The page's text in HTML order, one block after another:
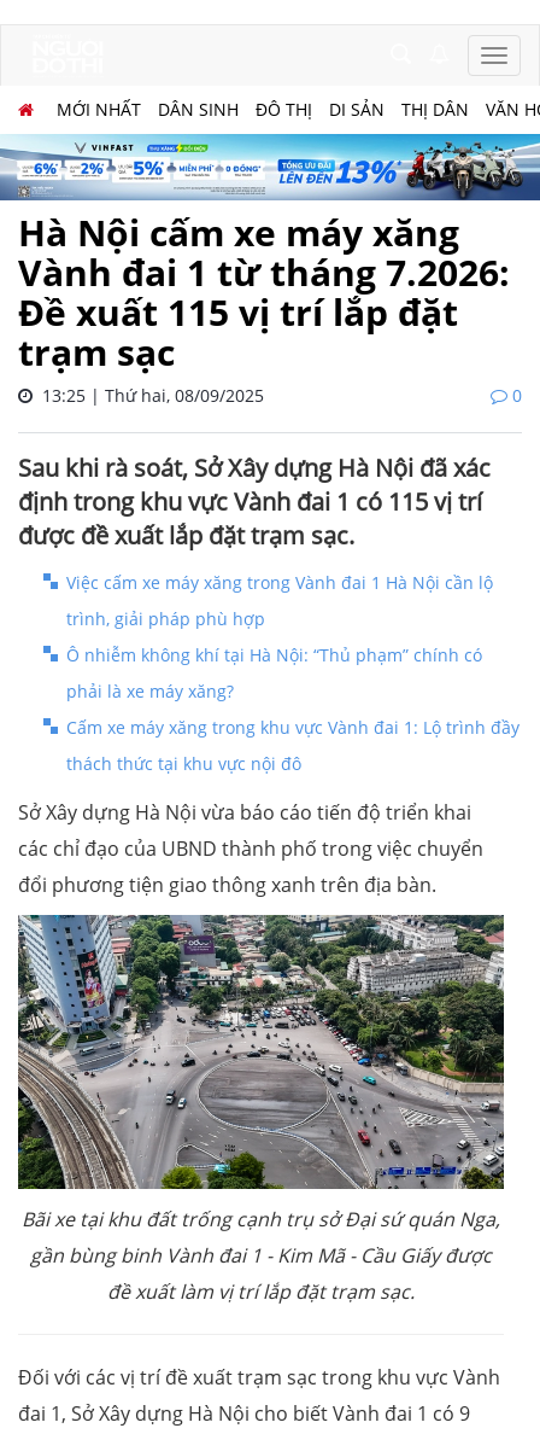
MỚI NHẤT DÂN SINH ĐÔ THỊ DI SẢN THỊ DÂN VĂN
Hà Nội cấm xe máy xăng
Vành đai 1 từ tháng 7.2026:
Đề xuất 115 vị trí lắp đặt
trạm sạc
13:25 | Thứ hai, 08/09/2025 0
Sau khi rà soát, Sở Xây dựng Hà Nội đã xác
định trong khu vực Vành đai 1 có 115 vị trí
được đề xuất lắp đặt trạm sạc.
Việc cấm xe máy xăng trong Vành đai 1 Hà Nội cần lộ
trình, giải pháp phù hợp
Ô nhiễm không khí tại Hà Nội: “Thủ phạm” chính có
phải là xe máy xăng?
Cấm xe máy xăng trong khu vực Vành đai 1: Lộ trình đầy
thách thức tại khu vực nội đô
Sở Xây dựng Hà Nội vừa báo cáo tiến độ triển khai
các chỉ đạo của UBND thành phố trong việc chuyển
đổi phương tiện giao thông xanh trên địa bàn.
Bãi xe tại khu đất trống cạnh trụ sở Đại sứ quán Nga,
gần bùng binh Vành đai 1 - Kim Mã - Cầu Giấy được
đề xuất làm vị trí lắp đặt trạm sạc.
Đối với các vị trí đề xuất trạm sạc trong khu vực Vành
đai 1, Sở Xây dựng Hà Nội cho biết Vành đai 1 có 9